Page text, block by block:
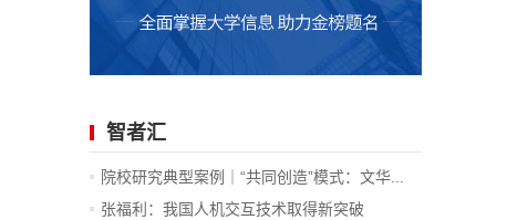
智者汇
院校研究典型案例｜“共同创造”模式：文华...
张福利：我国人机交互技术取得新突破